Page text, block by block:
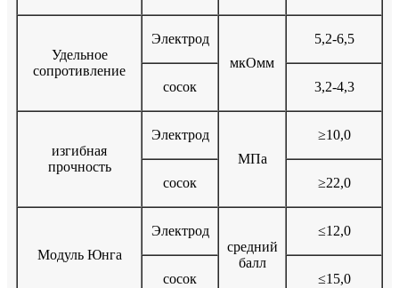
Удельное
сопротивление
Электрод
мкОмм
5,2-6,5
сосок 3,2-4,3
изгибная
прочность
Электрод
МПа
≥10,0
сосок ≥22,0
Модуль Юнга
Электрод
средний
балл
≤12,0
сосок ≤15,0